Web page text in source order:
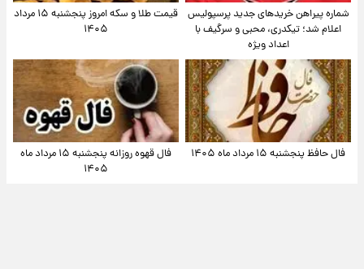
شماره پیراهن خریدهای جدید پرسپولیس
اعلام شد؛ تیکدری، محبی و سرگیف با
اعداد ویژه
قیمت طلا و سکه امروز پنجشنبه ۱۵ مرداد
۱۴۰۵
فال حافظ پنجشنبه ۱۵ مرداد ماه ۱۴۰۵
فال قهوه روزانه پنجشنبه ۱۵ مرداد ماه
۱۴۰۵